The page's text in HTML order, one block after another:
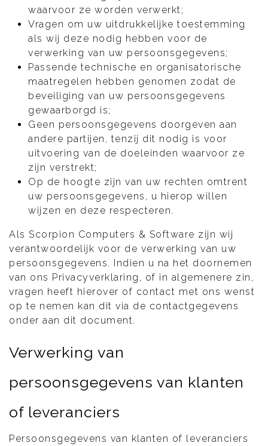
waarvoor ze worden verwerkt;
Vragen om uw uitdrukkelijke toestemming
als wij deze nodig hebben voor de
verwerking van uw persoonsgegevens;
Passende technische en organisatorische
maatregelen hebben genomen zodat de
beveiliging van uw persoonsgegevens
gewaarborgd is;
Geen persoonsgegevens doorgeven aan
andere partijen, tenzij dit nodig is voor
uitvoering van de doeleinden waarvoor ze
zijn verstrekt;
Op de hoogte zijn van uw rechten omtrent
uw persoonsgegevens, u hierop willen
wijzen en deze respecteren.
Als Scorpion Computers & Software zijn wij
verantwoordelijk voor de verwerking van uw
persoonsgegevens. Indien u na het doornemen
van ons Privacyverklaring, of in algemenere zin,
vragen heeft hierover of contact met ons wenst
op te nemen kan dit via de contactgegevens
onder aan dit document.
Verwerking van
persoonsgegevens van klanten
of leveranciers
Persoonsgegevens van klanten of leveranciers